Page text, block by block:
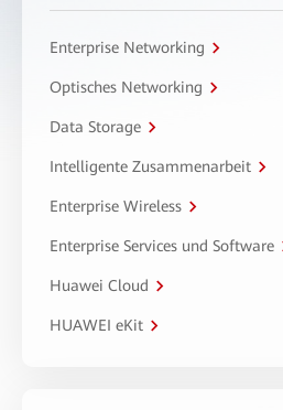
Enterprise Networking
Optisches Networking
Data Storage
Intelligente Zusammenarbeit
Enterprise Wireless
Enterprise Services und Software
Huawei Cloud
HUAWEI eKit